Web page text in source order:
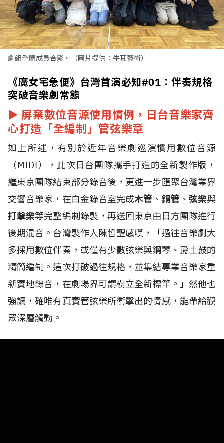
劇組全體成員合影。（圖片提供：牛耳藝術）
《魔女宅急便》台灣首演必知#01：伴奏規格
突破音樂劇常態
► 屏棄數位音源使用慣例，日台音樂家齊
心打造「全編制」管弦樂章
如上所述，有別於近年音樂劇巡演慣用數位音源
（MIDI），此次日台團隊攜手打造的全新製作版，
繼東京團隊結束部分錄音後，更進一步匯聚台灣業界
交響音樂家，在白金錄音室完成木管 、 銅管 、 弦樂與
打擊樂等完整編制錄製，再送回東京由日方團隊進行
後期混音。台灣製作人陳哲聖感嘆，「過往音樂劇大
多採用數位伴奏，或僅有少數弦樂與鋼琴、爵士鼓的
精簡編制。這次打破過往規格，並集結專業音樂家重
新實地錄音，在劇場界可謂樹立全新標竿。」然他也
強調，確唯有真實管弦樂所衝擊出的情感，能帶給觀
眾深層觸動。